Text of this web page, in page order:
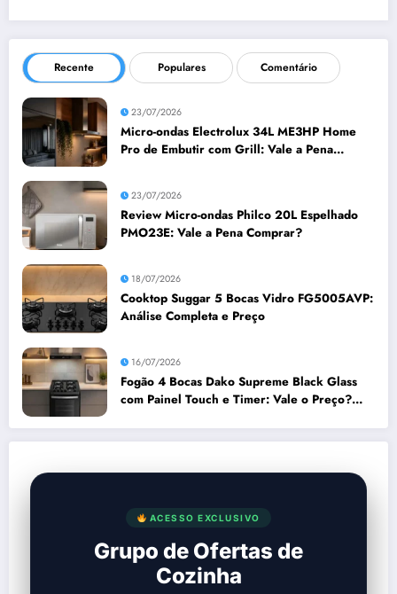
Recente Populares Comentário
23/07/2026
Micro-ondas Electrolux 34L ME3HP Home
Pro de Embutir com Grill: Vale a Pena
23/07/2026
Review Micro-ondas Philco 20L Espelhado
PMO23E: Vale a Pena Comprar?
18/07/2026
Cooktop Suggar 5 Bocas Vidro FG5005AVP:
Análise Completa e Preço
16/07/2026
Fogão 4 Bocas Dako Supreme Black Glass
com Painel Touch e Timer: Vale o Preço?
ACESSO EXCLUSIVO
Grupo de Ofertas de
Cozinha